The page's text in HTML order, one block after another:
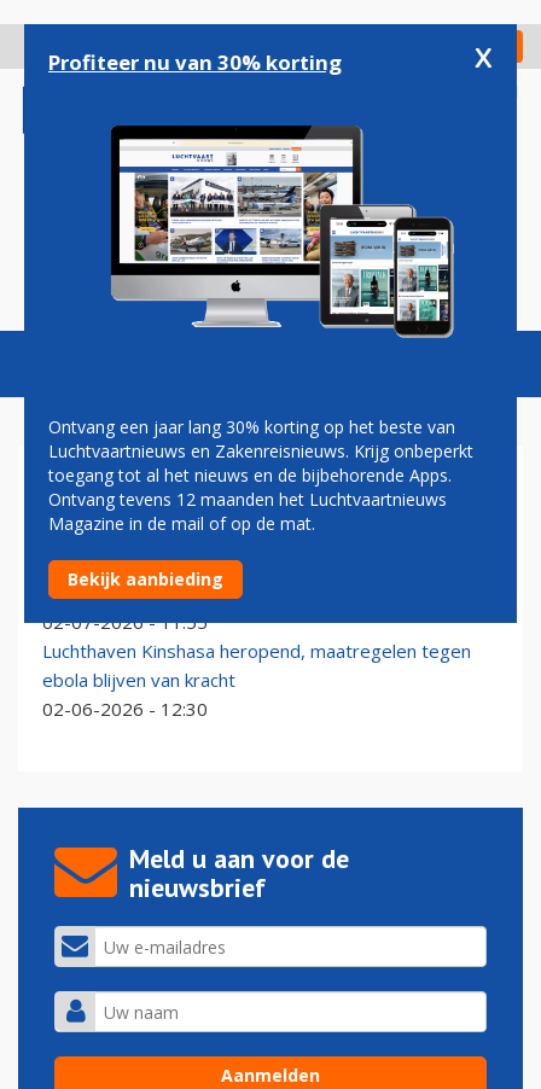
gaan
Check in
Magazine Podcasts Vacatures
KINSHASA
Air Congo gaat concurrentie aan met Brussels Airlines
op route naar Kinshasa
02-07-2026 - 11:55
Luchthaven Kinshasa heropend, maatregelen tegen
ebola blijven van kracht
02-06-2026 - 12:30
Meld u aan voor de
nieuwsbrief
Profiteer nu van 30% korting x
Ontvang een jaar lang 30% korting op het beste van
Luchtvaartnieuws en Zakenreisnieuws. Krijg onbeperkt
toegang tot al het nieuws en de bijbehorende Apps.
Ontvang tevens 12 maanden het Luchtvaartnieuws
Magazine in de mail of op de mat.
Bekijk aanbieding